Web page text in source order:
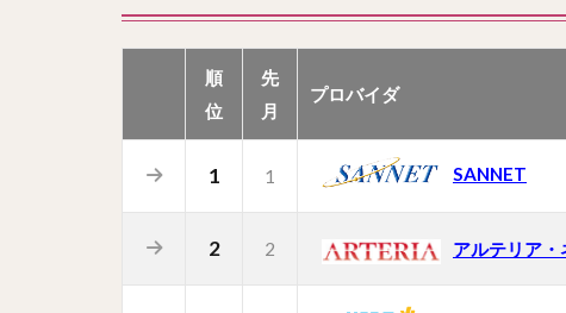
順
位
先
月
プロバイダ
1 1 SANNET
2 2 アルテリア・